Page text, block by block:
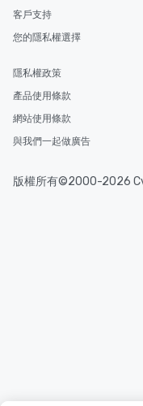
客戶支持
您的隱私權選擇
隱私權政策
產品使用條款
網站使用條款
與我們一起做廣告
版權所有©2000-2026